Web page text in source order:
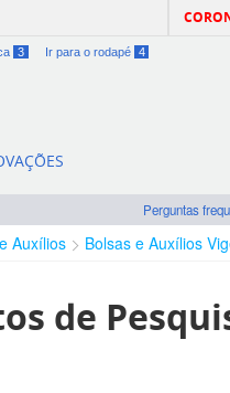
3 Ir para o rodapé 4
Perguntas
Auxílios Bolsas e Auxílios
de